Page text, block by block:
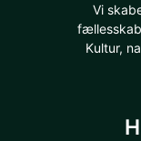
Vi
Kultur,